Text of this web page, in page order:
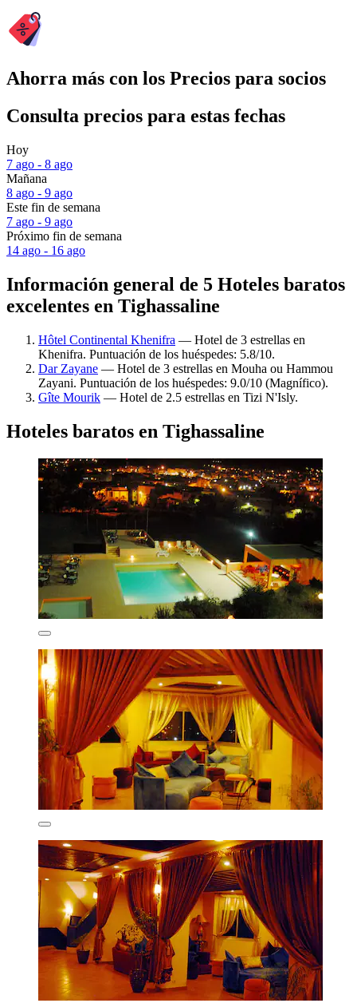
Ahorra más con los Precios para socios
Consulta precios para estas fechas
Hoy
7 ago - 8 ago
Mañana
8 ago - 9 ago
Este fin de semana
7 ago - 9 ago
Próximo fin de semana
14 ago - 16 ago
Información general de 5 Hoteles baratos
excelentes en Tighassaline
Hôtel Continental Khenifra — Hotel de 3 estrellas en
Khenifra. Puntuación de los huéspedes: 5.8/10.
Dar Zayane — Hotel de 3 estrellas en Mouha ou Hammou
Zayani. Puntuación de los huéspedes: 9.0/10 (Magnífico).
Gîte Mourik — Hotel de 2.5 estrellas en Tizi N'Isly.
Hoteles baratos en Tighassaline